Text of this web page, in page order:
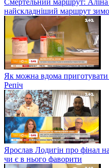
найскладніший маршрут
Як можна вдома приготувати
Репіч
Ярослав Лодигін про фінал
чи є в нього фаворити